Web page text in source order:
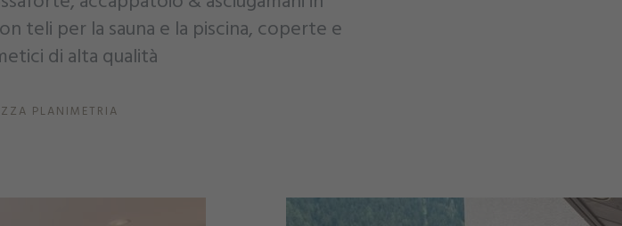
teli per la sauna e la piscina, coperte e
di alta qualità
PLANIMETRIA